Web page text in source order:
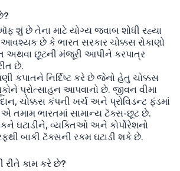
શું છે તેના માટે યોગ્ય જવાબ શોધી રહ્યા
છે કે ભારત સરકાર ચોક્કસ રોકાણો
અથવા છૂટની મંજૂરી આપીને કરપાત્ર
છે.
કપાતને નિર્દિષ્ટ કરે છે જેનો હેતુ ચોક્કસ
પ્રોત્સાહન આપવાનો છે. જીવન વીમા
ચોક્કસ કંપની ખર્ચ અને પ્રોવિડન્ટ ફંડમાં
તમામ ભારતમાં સામાન્ય ટૅક્સ-છૂટ છે.
ઘટાડીને, વ્યક્તિઓ અને કોર્પોરેશનો
બાકી ટૅક્સની રકમ ઘટાડી શકે છે.
કામ કરે છે?